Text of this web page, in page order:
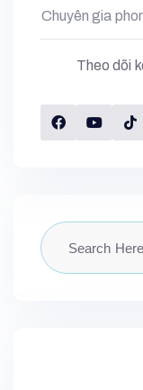
Chuyên gia
Theo dõi